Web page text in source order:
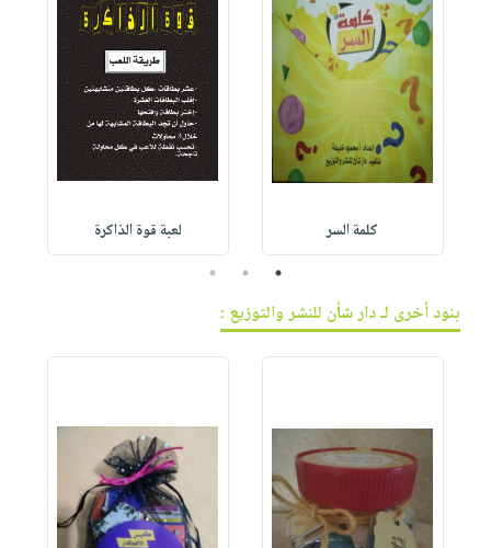
كلمة السر لعبة قوة الذاكرة
1
2
3
بنود أخرى لـ دار شأن للنشر والتوزيع :